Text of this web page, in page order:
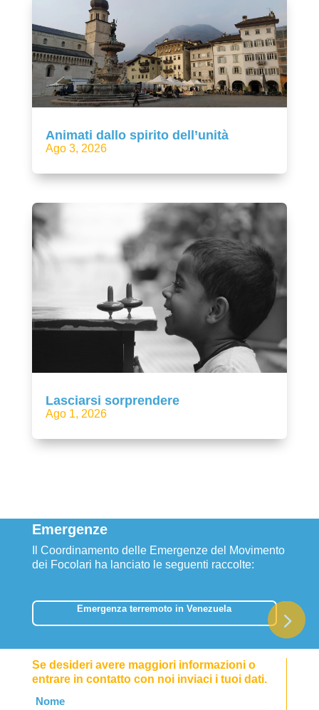
Animati dallo spirito dell’unità
Ago 3, 2026
Lasciarsi sorprendere
Ago 1, 2026
Emergenze
Il Coordinamento delle Emergenze del Movimento
dei Focolari ha lanciato le seguenti raccolte:
Emergenza terremoto in Venezuela
Se desideri avere maggiori informazioni o
entrare in contatto con noi inviaci i tuoi dati.
Leave
Nome